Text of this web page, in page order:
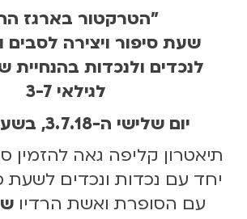
"הטרקטור בארגז
שעת סיפור ויצירה לסבים
לנכדים ולנכדות בהנחיית
לגילאי 3-7
יום שלישי ה-3.7.18, בשעה 17:30
תיאטרון קליפה גאה להזמין
יחד עם נכדות ונכדים לשעת
עם הסופרת ואשת הרדיו